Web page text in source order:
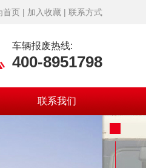
首页 | 加入收藏 | 联系方式
车辆报废热线:
400-8951798
联系我们